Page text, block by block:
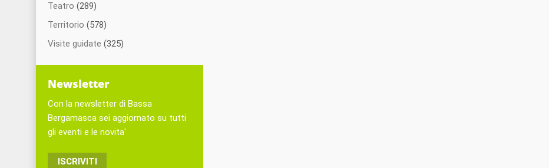
Teatro (289)
Territorio (578)
Visite guidate (325)
Newsletter
Con la newsletter di Bassa
Bergamasca sei aggiornato su tutti
gli eventi e le novita'
ISCRIVITI